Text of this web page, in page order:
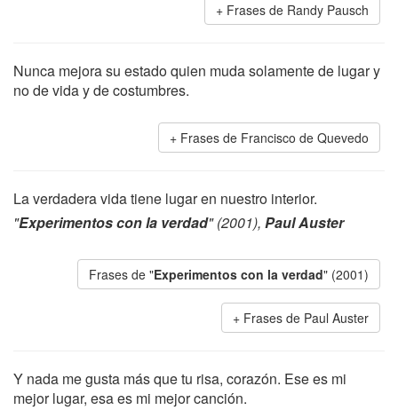
Frases de Randy Pausch
Nunca mejora su estado quien muda solamente de lugar y
no de vida y de costumbres.
Frases de Francisco de Quevedo
La verdadera vida tiene lugar en nuestro interior.
"Experimentos con la verdad" (2001), Paul Auster
Frases de "Experimentos con la verdad" (2001)
Frases de Paul Auster
Y nada me gusta más que tu risa, corazón. Ese es mi
mejor lugar, esa es mi mejor canción.